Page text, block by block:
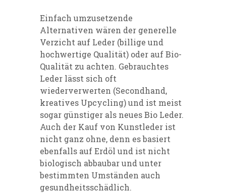
Einfach umzusetzende
Alternativen wären der generelle
Verzicht auf Leder (billige und
hochwertige Qualität) oder auf Bio-
Qualität zu achten. Gebrauchtes
Leder lässt sich oft
wiederverwerten (Secondhand,
kreatives Upcycling) und ist meist
sogar günstiger als neues Bio Leder.
Auch der Kauf von Kunstleder ist
nicht ganz ohne, denn es basiert
ebenfalls auf Erdöl und ist nicht
biologisch abbaubar und unter
bestimmten Umständen auch
gesundheitsschädlich.